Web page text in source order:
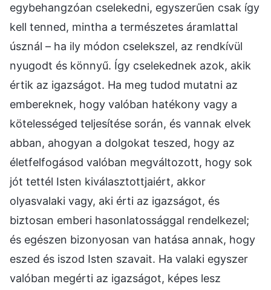
egybehangzóan cselekedni, egyszerűen csak így
kell tenned, mintha a természetes áramlattal
úsznál – ha ily módon cselekszel, az rendkívül
nyugodt és könnyű. Így cselekednek azok, akik
értik az igazságot. Ha meg tudod mutatni az
embereknek, hogy valóban hatékony vagy a
kötelességed teljesítése során, és vannak elvek
abban, ahogyan a dolgokat teszed, hogy az
életfelfogásod valóban megváltozott, hogy sok
jót tettél Isten kiválasztottjaiért, akkor
olyasvalaki vagy, aki érti az igazságot, és
biztosan emberi hasonlatossággal rendelkezel;
és egészen bizonyosan van hatása annak, hogy
eszed és iszod Isten szavait. Ha valaki egyszer
valóban megérti az igazságot, képes lesz